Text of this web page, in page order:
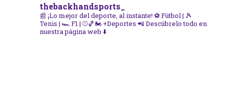
thebackhandsports_
📰 ¡Lo mejor del deporte, al instante! ⚽ Fútbol | 🎾
Tenis | 🏎️ F1 | ⚾🏀🏍️ +Deportes 📲 Descúbrelo todo en
nuestra página web ⬇️